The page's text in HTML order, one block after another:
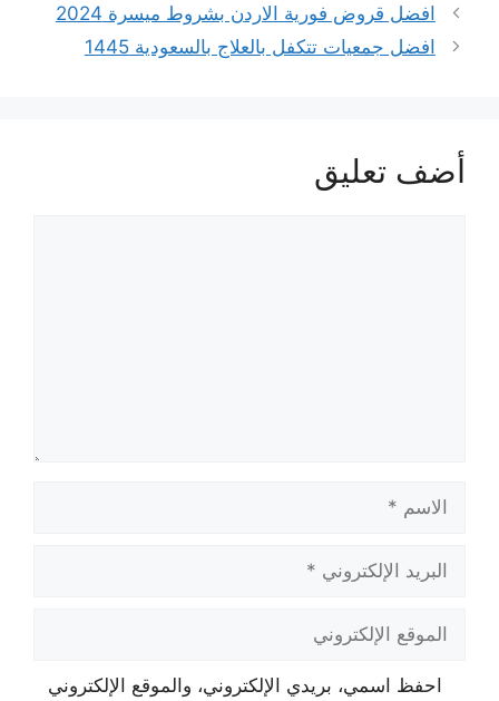
افضل قروض فورية الاردن بشروط ميسرة 2024
افضل جمعيات تتكفل بالعلاج بالسعودية 1445
أضف تعليق
الاسم
البريد
الإلكتروني
الموقع
الإلكتروني
احفظ اسمي، بريدي الإلكتروني، والموقع الإلكتروني